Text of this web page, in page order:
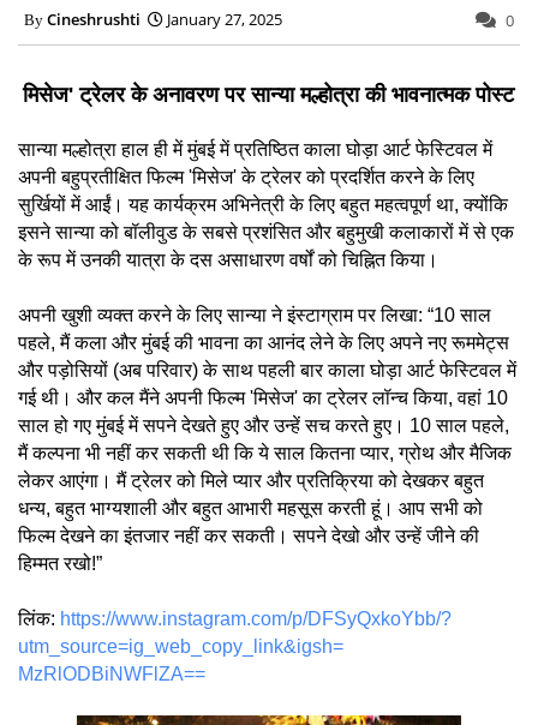
Cineshrushti January 27, 2025 0
मिसेज' ट्रेलर के अनावरण पर सान्या मल्होत्रा की भावनात्मक पोस्ट
सान्या मल्होत्रा हाल ही में मुंबई में प्रतिष्ठित काला घोड़ा आर्ट फेस्टिवल में
अपनी बहुप्रतीक्षित फिल्म 'मिसेज' के ट्रेलर को प्रदर्शित करने के लिए
सुर्खियों में आईं। यह कार्यक्रम अभिनेत्री के लिए बहुत महत्वपूर्ण था, क्योंकि
इसने सान्या को बॉलीवुड के सबसे प्रशंसित और बहुमुखी कलाकारों में से एक
के रूप में उनकी यात्रा के दस असाधारण वर्षों को चिह्नित किया।
अपनी खुशी व्यक्त करने के लिए सान्या ने इंस्टाग्राम पर लिखा: “10 साल
पहले, मैं कला और मुंबई की भावना का आनंद लेने के लिए अपने नए रूममेट्स
और पड़ोसियों (अब परिवार) के साथ पहली बार काला घोड़ा आर्ट फेस्टिवल में
गई थी। और कल मैंने अपनी फिल्म 'मिसेज' का ट्रेलर लॉन्च किया, वहां 10
साल हो गए मुंबई में सपने देखते हुए और उन्हें सच करते हुए। 10 साल पहले,
मैं कल्पना भी नहीं कर सकती थी कि ये साल कितना प्यार, ग्रोथ और मैजिक
लेकर आएंगा। मैं ट्रेलर को मिले प्यार और प्रतिक्रिया को देखकर बहुत
धन्य, बहुत भाग्यशाली और बहुत आभारी महसूस करती हूं। आप सभी को
फिल्म देखने का इंतजार नहीं कर सकती। सपने देखो और उन्हें जीने की
हिम्मत रखो!”
लिंक: https://www.instagram.com/p/DFSyQxkoYbb/?
utm_source=ig_web_copy_link&igsh=
MzRlODBiNWFlZA==